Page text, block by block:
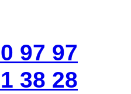
97 97
38 28